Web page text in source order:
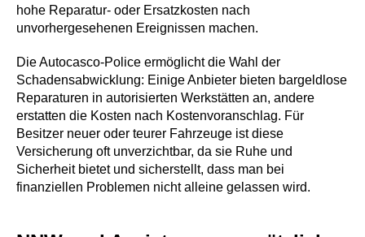
hohe Reparatur- oder Ersatzkosten nach
unvorhergesehenen Ereignissen machen.
Die Autocasco-Police ermöglicht die Wahl der
Schadensabwicklung: Einige Anbieter bieten bargeldlose
Reparaturen in autorisierten Werkstätten an, andere
erstatten die Kosten nach Kostenvoranschlag. Für
Besitzer neuer oder teurer Fahrzeuge ist diese
Versicherung oft unverzichtbar, da sie Ruhe und
Sicherheit bietet und sicherstellt, dass man bei
finanziellen Problemen nicht alleine gelassen wird.